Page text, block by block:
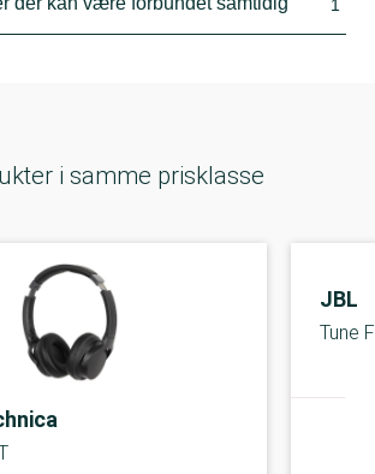
1
i samme prisklasse
JBL
Tune